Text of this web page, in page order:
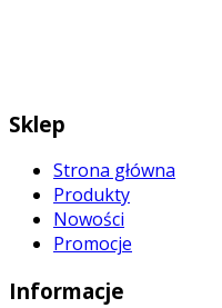
Sklep
Strona główna
Produkty
Nowości
Promocje
Informacje